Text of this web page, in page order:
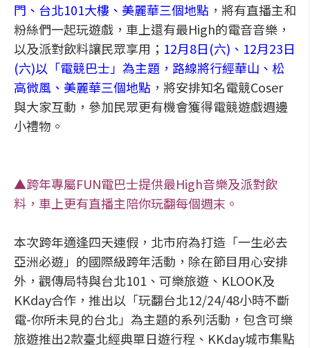
門、台北101大樓、美麗華三個地點 ，將有直播主和
粉絲們一起玩遊戲，車上還有最High的電音音樂，
以及派對飲料讓民眾享用； 12月8日(六)、12月23日
(六)以「電競巴士」為主題，路線將行經華山、松
高微風、美麗華三個地點 ，將安排知名電競Coser
與大家互動，參加民眾更有機會獲得電競遊戲週邊
小禮物。
▲跨年專屬FUN電巴士提供最High音樂及派對飲
料，車上更有直播主陪你玩翻每個週末。
本次跨年適逢四天連假，北市府為打造「一生必去
亞洲必遊」的國際級跨年活動，除在節目用心安排
外，觀傳局特與台北101、可樂旅遊、KLOOK及
KKday合作，推出以「玩翻台北12/24/48小時不斷
電-你所未見的台北」為主題的系列活動，包含可樂
旅遊推出2款臺北經典單日遊行程、KKday城市集點